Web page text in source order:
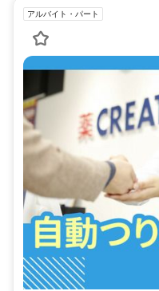
アルバイト・パート